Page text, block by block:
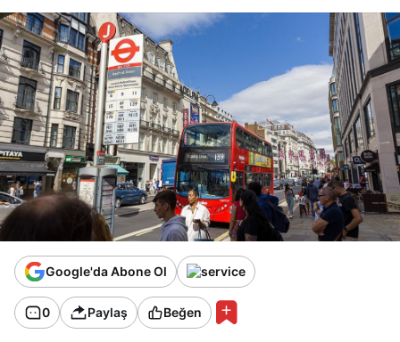
Google'da Abone Ol
0 Paylaş Beğen